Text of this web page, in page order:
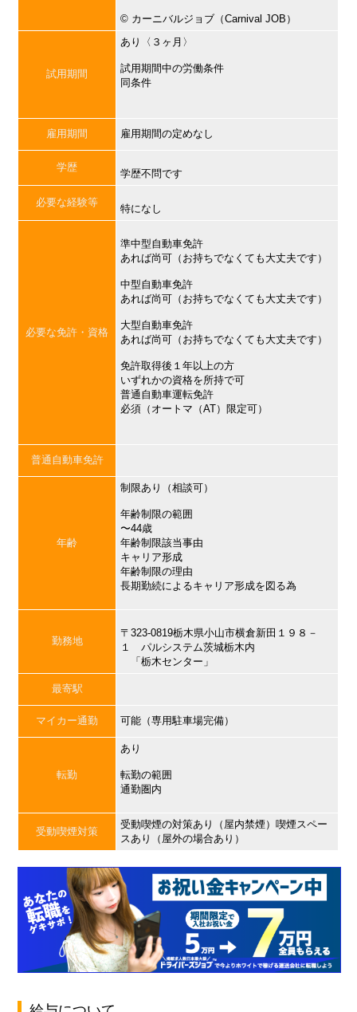
©︎ カーニバルジョブ（Carnival JOB）
試用期間
あり〈３ヶ月〉
試用期間中の労働条件
同条件
雇用期間 雇用期間の定めなし
学歴
学歴不問です
必要な経験等
特になし
必要な免許・資格
準中型自動車免許
あれば尚可（お持ちでなくても大丈夫です）
中型自動車免許
あれば尚可（お持ちでなくても大丈夫です）
大型自動車免許
あれば尚可（お持ちでなくても大丈夫です）
免許取得後１年以上の方
いずれかの資格を所持で可
普通自動車運転免許
必須（オートマ（AT）限定可）
普通自動車免許
年齢
制限あり（相談可）
年齢制限の範囲
〜44歳
年齢制限該当事由
キャリア形成
年齢制限の理由
長期勤続によるキャリア形成を図る為
勤務地
〒323-0819栃木県小山市横倉新田１９８－
１ パルシステム茨城栃木内
「栃木センター」
最寄駅
マイカー通勤 可能（専用駐車場完備）
転勤
あり
転勤の範囲
通勤圏内
受動喫煙対策
受動喫煙の対策あり（屋内禁煙）喫煙スペー
スあり（屋外の場合あり）